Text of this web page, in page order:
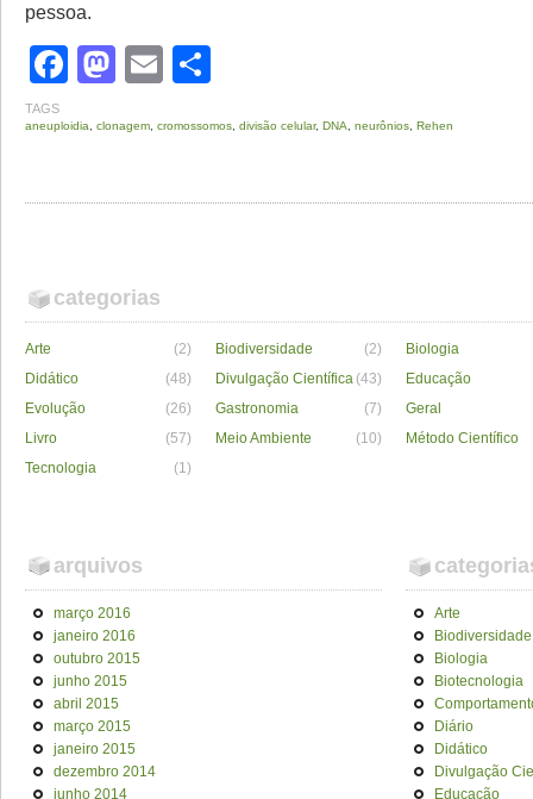
pessoa.
Facebook
Mastodon
Email
TAGS
aneuploidia clonagem cromossomos divisão celular, DNA neurônios Rehen
categorias
Arte (2) Biodiversidade (2)
Biologia
Didático
(48) Divulgação Científica (43)
Educação
Evolução
(26) Gastronomia (7)
Geral
Livro
(57) Meio Ambiente (10)
Método Científico
Tecnologia
(1)
arquivos
março 2016
janeiro 2016
outubro 2015
junho 2015
abril 2015
março 2015
janeiro 2015
dezembro 2014
junho 2014
Arte
Biodiversidade
Biologia
Biotecnologia
Diário
Didático
Divulgação
Educação